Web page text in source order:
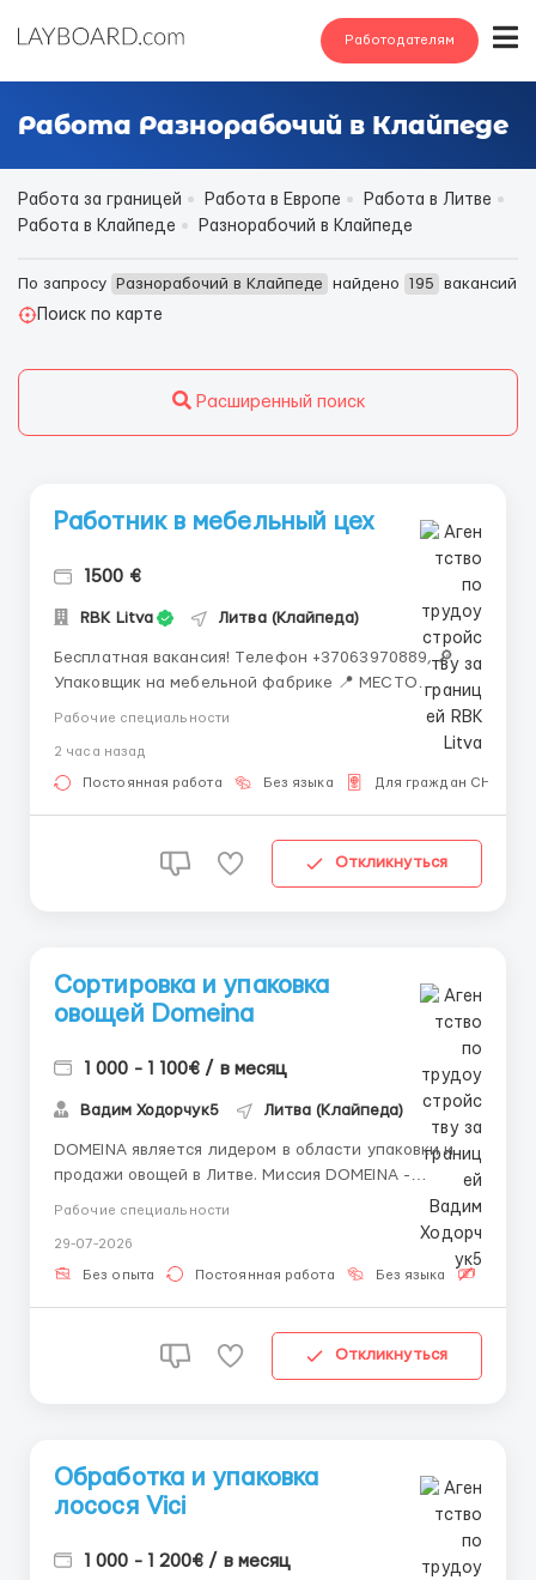
Работодателям
Работа Разнорабочий в Клайпеде
Работа за границей Работа в Европе
Работа в Литве
Работа в Клайпеде
Разнорабочий в Клайпеде
По запросу Разнорабочий в Клайпеде найдено 195
вакансий
Поиск по карте
Расширенный поиск
Работник в мебельный цех
1500 €
RBK Litva Литва (Клайпеда)
Бесплатная вакансия! Tелефон +37063970889, 🔎
Упаковщик на мебельной фабрике 📍 МЕСТО
РАБОТЫ: г.Клайпеда 📌 ТРЕБОВАНИЯ: - возраст 18-
работы 💳 ОПЛАТА ТРУДА: - ставка 6 евро/час
нетто 📃 ОБЯЗАННОСТИ: - с...
Рабочие специальности
2 часа назад
Постоянная работа Без языка Для граждан СНГ
Откликнуться
Сортировка и упаковка
овощей Domeina
1 000 - 1 100€ / в месяц
Вадим Ходорчук5 Литва (Клайпеда)
DOMEINA является лидером в области упаковки и
продажи овощей в Литве. Миссия DOMEINA -
способствовать развитию устойчивого сельского
хозяйства с помощью инновационных тепличных
решений и высококачественных овощей. Закупке
овощей происходит только на проверенных фермах
Рабочие специальности
29-07-2026
Без опыта Постоянная работа Без языка
Откликнуться
Обработка и упаковка
лосося Vici
1 000 - 1 200€ / в месяц